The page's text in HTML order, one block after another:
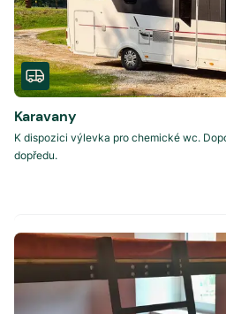
Karavany
K dispozici výlevka pro chemické wc.
dopředu.